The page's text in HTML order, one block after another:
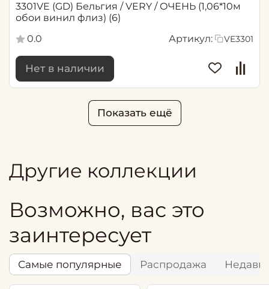
3301VE (GD) Бельгия / VERY / ОЧЕНЬ (1,06*10м
обои винил флиз) (6)
0.0
Артикул: VE3301
Нет в наличии
Показать ещё
Другие коллекции
Возможно, вас это
заинтересует
Самые популярные Распродажа